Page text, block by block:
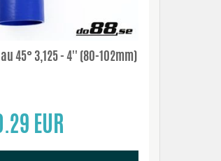
45° 3,125 - 4'' (80-102mm)
EUR